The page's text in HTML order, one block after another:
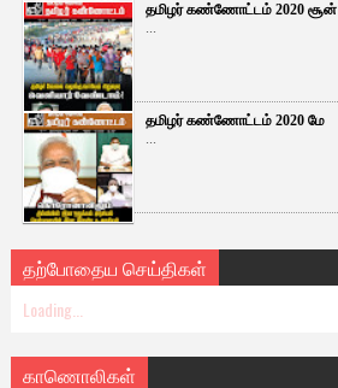
தமிழர் கண்ணோட்டம் 2020 சூன்
...
தமிழர் கண்ணோட்டம் 2020 மே
...
தற்போதைய செய்திகள்
Loading...
காணொலிகள்